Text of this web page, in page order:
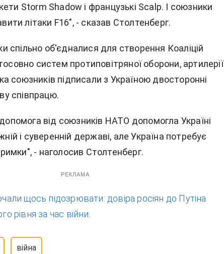
Storm Shadow і французькі Scalp. І союзники
літаки F16", - сказав Столтенберг.
спільно об'єдналися для створення Коаліцій
систем протиповітряної оборони, артилерії
союзників підписали з Україною двосторонні
співпрацю.
від союзників НАТО допомогла Україні
і суверенній державі, але Україна потребує
- наголосив Столтенберг.
РЕКЛАМА
щось підозрювати: довіра росіян до Путіна
рівня за час війни.
війна